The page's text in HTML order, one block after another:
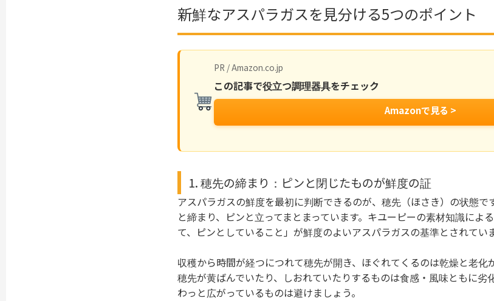
新鮮なアスパラガスを見分ける5つのポイント
PR / Amazon.co.jp
この記事で役立つ調理器具をチェック
Amazonで見る >
1. 穂先の締まり：ピンと閉じたものが鮮度の証
アスパラガスの鮮度を最初に判断できるのが、穂先（ほさき）の状態で
と締まり、ピンと立ってまとまっています。キユーピーの素材知識によ
て、ピンとしていること」が鮮度のよいアスパラガスの基準とされていま
収穫から時間が経つにつれて穂先が開き、ほぐれてくるのは乾燥と老化
穂先が黄ばんでいたり、しおれていたりするものは食感・風味ともに劣
わっと広がっているものは避けましょう。